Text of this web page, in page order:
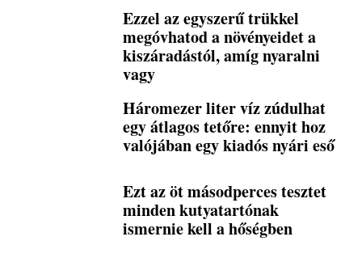
Ezzel az egyszerű trükkel
megóvhatod a növényeidet a
kiszáradástól, amíg nyaralni
vagy
Háromezer liter víz zúdulhat
egy átlagos tetőre: ennyit hoz
valójában egy kiadós nyári eső
Ezt az öt másodperces tesztet
minden kutyatartónak
ismernie kell a hőségben